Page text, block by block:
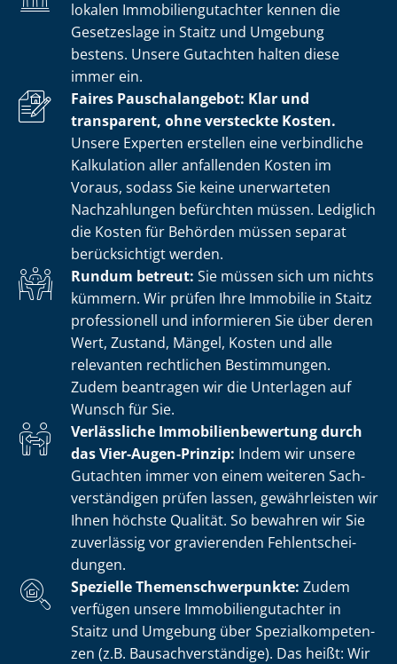
lokalen Im­mo­bi­li­en­gut­ach­ter kennen die
Gesetzeslage in Staitz und Umgebung
bestens. Unsere Gutachten halten diese
immer ein.
Faires Pauschalangebot: Klar und
transparent, ohne versteckte Kosten.
Unsere Experten erstellen eine verbindliche
Kalkulation aller anfallenden Kosten im
Voraus, sodass Sie keine unerwarteten
Nachzahlungen befürchten müssen. Lediglich
die Kosten für Behörden müssen separat
berücksichtigt werden.
Rundum betreut: Sie müssen sich um nichts
kümmern. Wir prüfen Ihre Immobilie in Staitz
professionell und informieren Sie über deren
Wert, Zustand, Mängel, Kosten und alle
relevanten rechtlichen Bestimmungen.
Zudem beantragen wir die Unterlagen auf
Wunsch für Sie.
Verlässliche Im­mo­bi­li­en­be­wer­tung durch
das Vier-Augen-Prinzip: Indem wir unsere
Gutachten immer von einem weiteren Sach­
ver­stän­di­gen prüfen lassen, gewährleisten wir
Ihnen höchste Qualität. So bewahren wir Sie
zuverlässig vor gravierenden Fehl­ent­schei­
dun­gen.
Spezielle The­men­schwer­punk­te: Zudem
verfügen unsere Im­mo­bi­li­en­gut­ach­ter in
Staitz und Umgebung über Spe­zi­al­kom­pe­ten­
zen (z.B. Bau­sach­ver­stän­di­ge). Das heißt: Wir